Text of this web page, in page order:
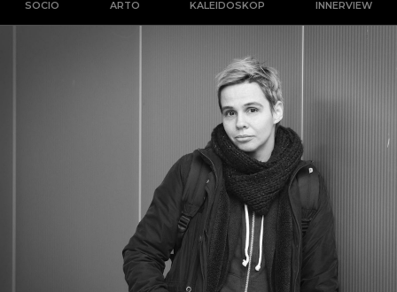
SOCIO ARTO KALEIDOSKOP INNERVIEW